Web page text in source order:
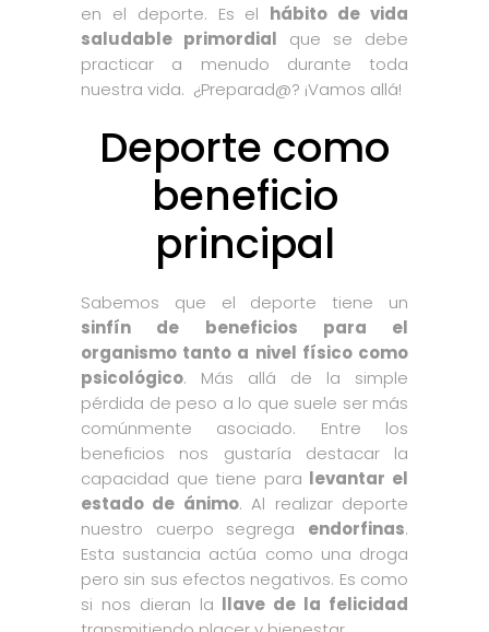
en el deporte. Es el hábito de vida
saludable primordial que se debe
practicar a menudo durante toda
nuestra vida. ¿Preparad@? ¡Vamos allá!
Deporte como
beneficio
principal
Sabemos que el deporte tiene un
sinfín de beneficios para el
organismo tanto a nivel físico como
psicológico. Más allá de la simple
pérdida de peso a lo que suele ser más
comúnmente asociado. Entre los
beneficios nos gustaría destacar la
capacidad que tiene para levantar el
estado de ánimo. Al realizar deporte
nuestro cuerpo segrega endorfinas.
Esta sustancia actúa como una droga
pero sin sus efectos negativos. Es como
si nos dieran la llave de la felicidad